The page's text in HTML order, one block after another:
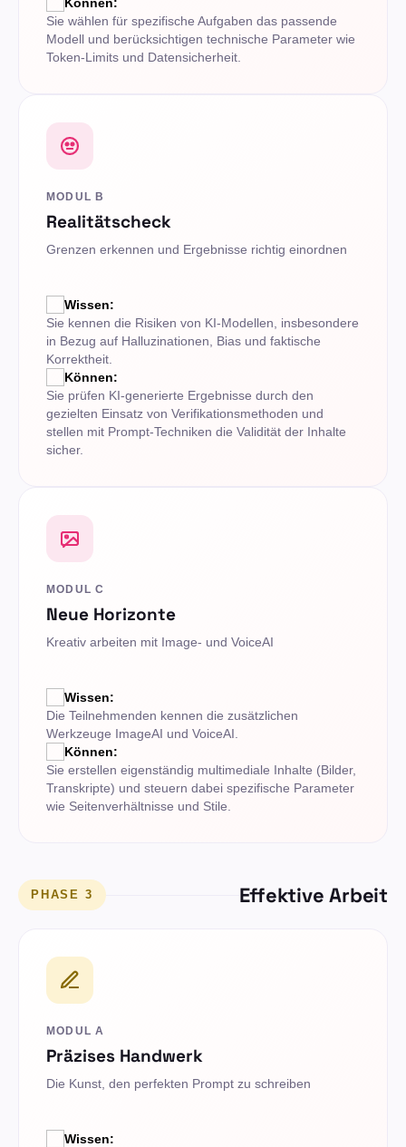
Sie wählen für spezifische Aufgaben das passende
Modell und berücksichtigen technische Parameter wie
Token-Limits und Datensicherheit.
MODUL B
Realitätscheck
Grenzen erkennen und Ergebnisse richtig einordnen
Wissen:
Sie kennen die Risiken von KI-Modellen, insbesondere
in Bezug auf Halluzinationen, Bias und faktische
Korrektheit.
Können:
Sie prüfen KI-generierte Ergebnisse durch den
gezielten Einsatz von Verifikationsmethoden und
stellen mit Prompt-Techniken die Validität der Inhalte
sicher.
MODUL C
Neue Horizonte
Kreativ arbeiten mit Image- und VoiceAI
Wissen:
Die Teilnehmenden kennen die zusätzlichen
Werkzeuge ImageAI und VoiceAI.
Können:
Sie erstellen eigenständig multimediale Inhalte (Bilder,
Transkripte) und steuern dabei spezifische Parameter
wie Seitenverhältnisse und Stile.
PHASE 3 Effektive Arbeit
MODUL A
Präzises Handwerk
Die Kunst, den perfekten Prompt zu schreiben
Wissen: